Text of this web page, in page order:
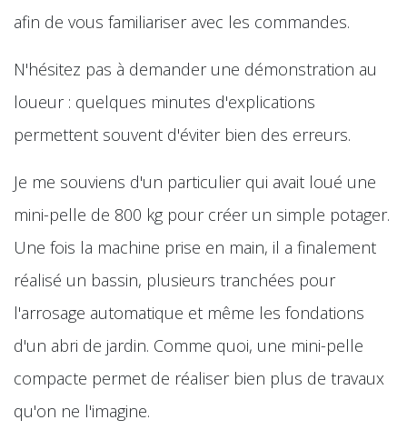
afin de vous familiariser avec les commandes.
N'hésitez pas à demander une démonstration au
loueur : quelques minutes d'explications
permettent souvent d'éviter bien des erreurs.
Je me souviens d'un particulier qui avait loué une
mini-pelle de 800 kg pour créer un simple potager.
Une fois la machine prise en main, il a finalement
réalisé un bassin, plusieurs tranchées pour
l'arrosage automatique et même les fondations
d'un abri de jardin. Comme quoi, une mini-pelle
compacte permet de réaliser bien plus de travaux
qu'on ne l'imagine.